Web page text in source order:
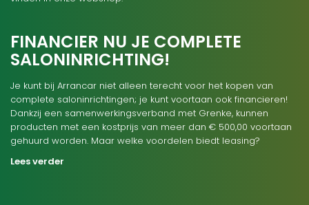
FINANCIER NU JE COMPLETE
SALONINRICHTING!
Je kunt bij Arrancar niet alleen terecht voor het kopen van
complete saloninrichtingen; je kunt voortaan ook financieren!
Dankzij een samenwerkingsverband met Grenke, kunnen
producten met een kostprijs van meer dan € 500,00 voortaan
gehuurd worden. Maar welke voordelen biedt leasing?
Lees verder